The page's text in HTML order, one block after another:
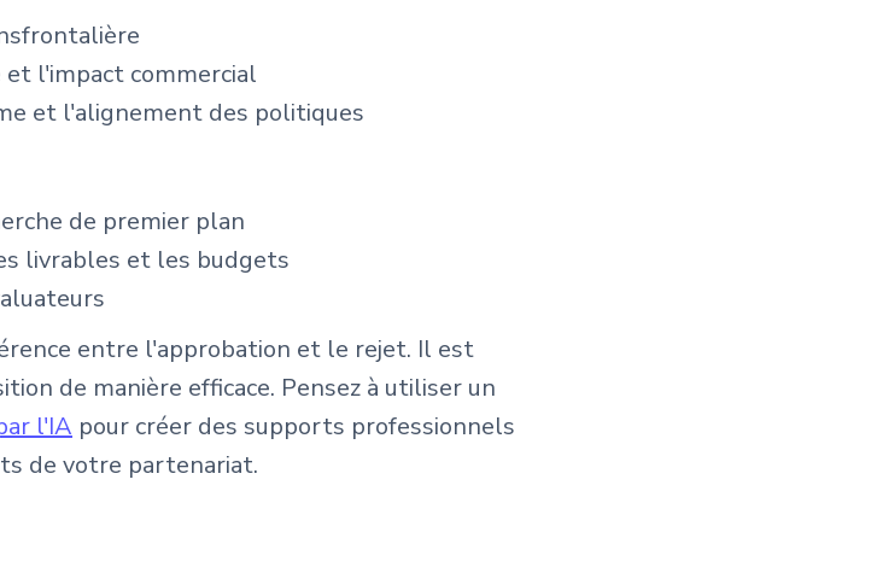
l'impact commercial
et l'alignement des politiques
de premier plan
livrables et les budgets
entre l'approbation et le rejet. Il est
de manière efficace. Pensez à utiliser un
l'IA pour créer des supports professionnels
de votre partenariat.